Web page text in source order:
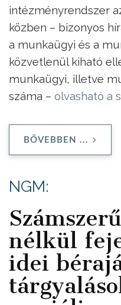
intézményrendszer
közben – bizonyos
a munkaügyi és a
közvetlenül kiható
munkaügyi, illetve
száma – olvasható a
BŐVEBBEN ...
NGM:
nélkül
idei